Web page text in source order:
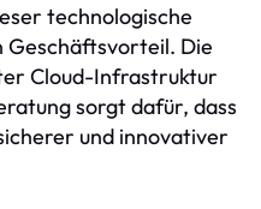
technologische
Geschäftsvorteil. Die
Cloud-Infrastruktur
sorgt dafür, dass
und innovativer